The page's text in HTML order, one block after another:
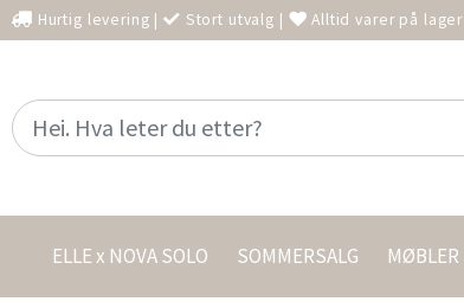
Hurtig levering | Stort utvalg | Alltid varer på lager
ELLE x NOVA SOLO SOMMERSALG MØBLER